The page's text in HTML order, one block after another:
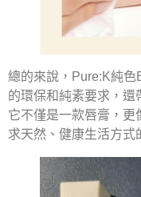
總的來說，Pure:K純
的環保和純素要求，還
它不僅是一款唇膏，更
求天然、健康生活方式